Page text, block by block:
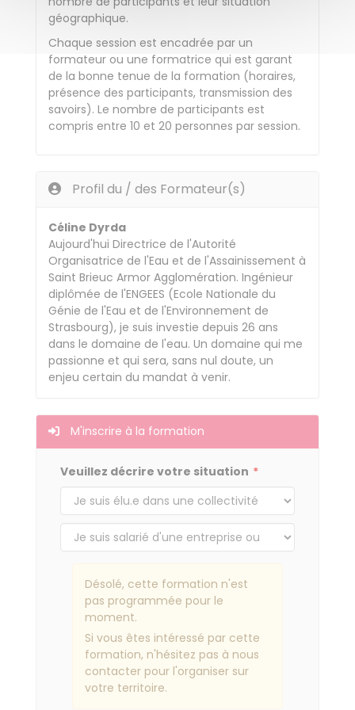
géographique.
Chaque session est encadrée par un
formateur ou une formatrice qui est garant
de la bonne tenue de la formation (horaires,
présence des participants, transmission des
savoirs). Le nombre de participants est
compris entre 10 et 20 personnes par session.
Profil du / des Formateur(s)
Céline Dyrda
Aujourd'hui Directrice de l'Autorité
Organisatrice de l'Eau et de l'Assainissement à
Saint Brieuc Armor Agglomération. Ingénieur
diplômée de l'ENGEES (Ecole Nationale du
Génie de l'Eau et de l'Environnement de
Strasbourg), je suis investie depuis 26 ans
dans le domaine de l'eau. Un domaine qui me
passionne et qui sera, sans nul doute, un
enjeu certain du mandat à venir.
M'inscrire à la formation
Veuillez décrire votre situation
Désolé, cette formation n'est
pas programmée pour le
moment.
Si vous êtes intéressé par cette
formation, n'hésitez pas à nous
contacter pour l'organiser sur
votre territoire.